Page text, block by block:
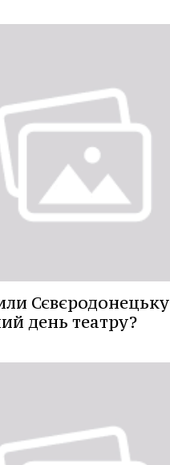
Сєвєродонецьку
день театру?